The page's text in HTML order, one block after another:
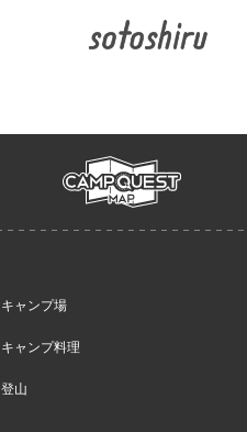
campmap
キャンプ場
キャンプ料理
登山